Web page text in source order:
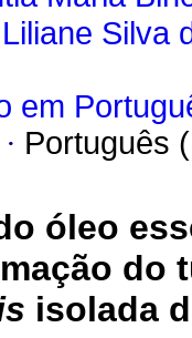
Silva
em
· Português
óleo
do
isolada